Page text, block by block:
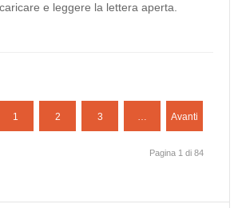
e leggere la lettera aperta.
1 2 3 … Avanti
Pagina 1 di 84